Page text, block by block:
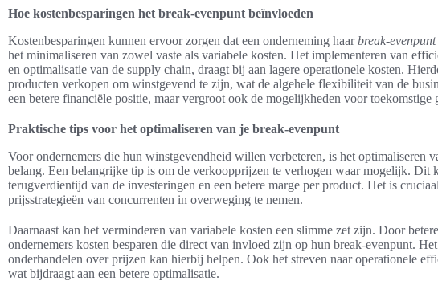
Hoe kostenbesparingen het break-evenpunt beïnvloeden
Kostenbesparingen kunnen ervoor zorgen dat een onderneming haarbreak-
het minimaliseren van zowel vaste als variabele kosten. Het implementeren van
en optimalisatie van de supply chain, draagt bij aan lagere operationele kosten.
producten verkopen om winstgevend te zijn, wat de algehele flexibiliteit van de
een betere financiële positie, maar vergroot ook de mogelijkheden voor toekomstige
Praktische tips voor het optimaliseren van je break-evenpunt
Voor ondernemers die hun winstgevendheid willen verbeteren, is het optimaliseren
belang. Een belangrijke tip is om de verkoopprijzen te verhogen waar mogelijk. Dit
terugverdientijd van de investeringen en een betere marge per product. Het is
prijsstrategieën van concurrenten in overweging te nemen.
Daarnaast kan het verminderen van variabele kosten een slimme zet zijn. Door
ondernemers kosten besparen die direct van invloed zijn op hun break-evenpunt.
onderhandelen over prijzen kan hierbij helpen. Ook het streven naar operationele
wat bijdraagt aan een betere optimalisatie.